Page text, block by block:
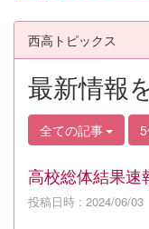
西高トピックス
最新情報
全ての記事
高校総体結果速
投稿日時 : 2024/06/03